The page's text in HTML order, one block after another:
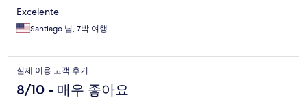
Excelente
Santiago 님, 7박 여행
실제 이용 고객 후기
8/10 - 매우 좋아요